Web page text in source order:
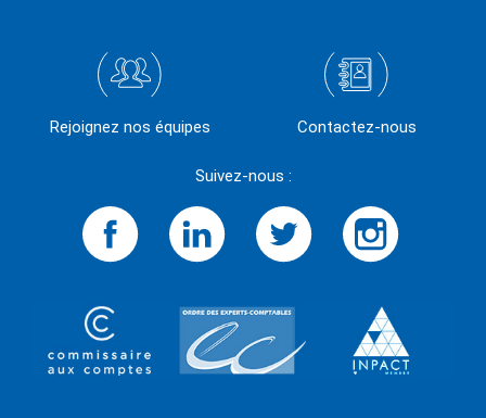
Suivez-nous :
Rejoignez nos équipes Contactez-nous